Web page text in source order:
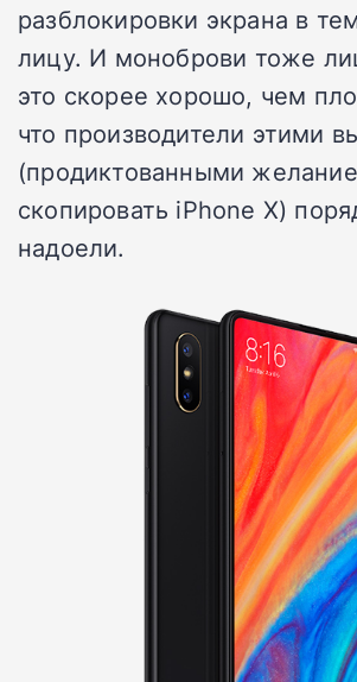
разблокировки экрана в
лицу. И моноброви тоже
это скорее хорошо, чем
что производители этими
(продиктованными
скопировать iPhone X)
надоели.